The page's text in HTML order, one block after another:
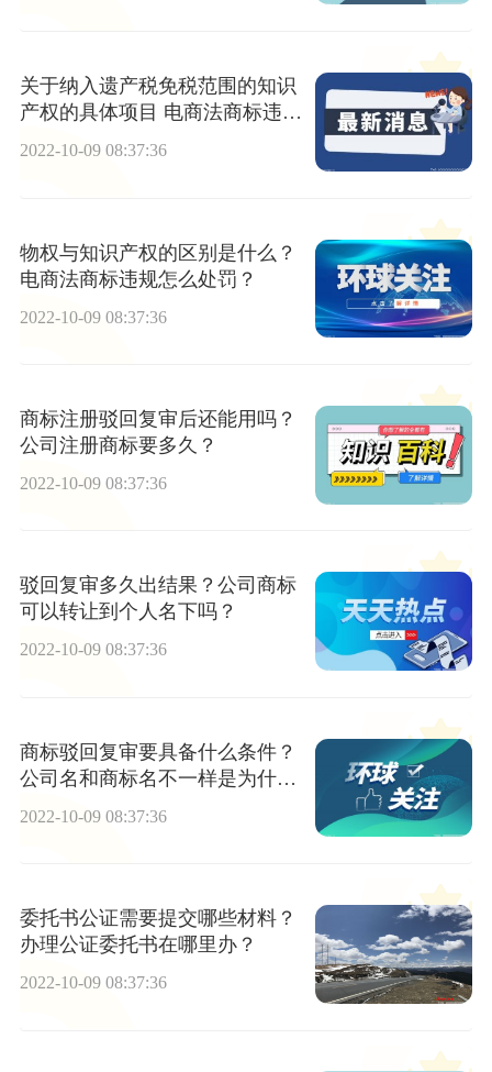
关于纳入遗产税免税范围的知识
产权的具体项目 电商法商标违规
怎么投诉？
2022-10-09 08:37:36
物权与知识产权的区别是什么？
电商法商标违规怎么处罚？
2022-10-09 08:37:36
商标注册驳回复审后还能用吗？
公司注册商标要多久？
2022-10-09 08:37:36
驳回复审多久出结果？公司商标
可以转让到个人名下吗？
2022-10-09 08:37:36
商标驳回复审要具备什么条件？
公司名和商标名不一样是为什
2022-10-09 08:37:36
委托书公证需要提交哪些材料？
办理公证委托书在哪里办？
2022-10-09 08:37:36